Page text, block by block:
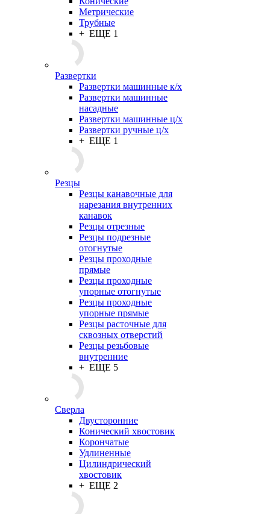
Метрические
Трубные
+ ЕЩЕ 1
Развертки
Развертки машинные к/х
Развертки машинные
насадные
Развертки машинные ц/х
Развертки ручные ц/х
+ ЕЩЕ 1
Резцы
Резцы канавочные для
нарезания внутренних
канавок
Резцы отрезные
Резцы подрезные
отогнутые
Резцы проходные
прямые
Резцы проходные
упорные отогнутые
Резцы проходные
упорные прямые
Резцы расточные для
сквозных отверстий
Резцы резьбовые
внутренние
+ ЕЩЕ 5
Сверла
Двусторонние
Конический хвостовик
Корончатые
Удлиненные
Цилиндрический
хвостовик
+ ЕЩЕ 2